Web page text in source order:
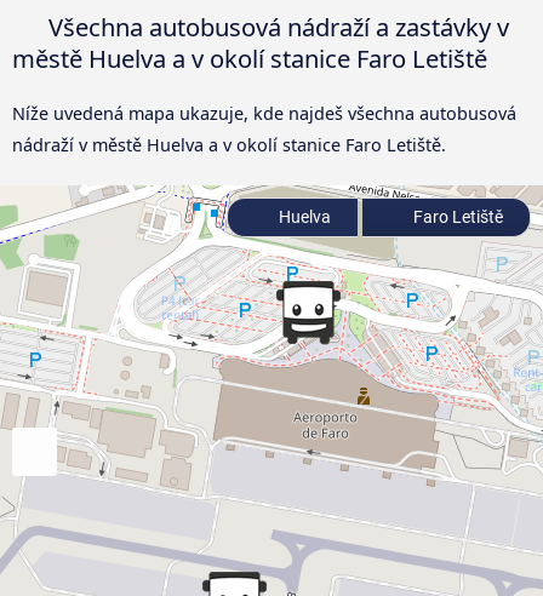
Všechna autobusová nádraží a zastávky v
městě Huelva a v okolí stanice Faro Letiště
Níže uvedená mapa ukazuje, kde najdeš všechna autobusová
nádraží v městě Huelva a v okolí stanice Faro Letiště.
Huelva Faro Letiště